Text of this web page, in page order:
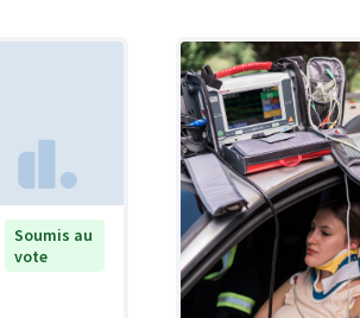
Soumis au
vote